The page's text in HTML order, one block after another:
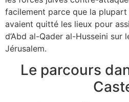
facilement parce que la
avaient quitté les lieux pour
d’Abd al-Qader al-Husseini sur
Jérusalem.
Le parcours